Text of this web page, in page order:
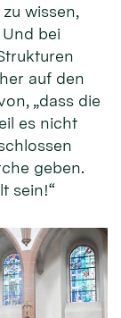
wissen,
bei
auf den
„dass die
es nicht
geben.
sein!“